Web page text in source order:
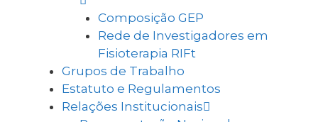
Composição GEP
Rede de Investigadores em
Fisioterapia RIFt
Grupos de Trabalho
Estatuto e Regulamentos
Relações Institucionais